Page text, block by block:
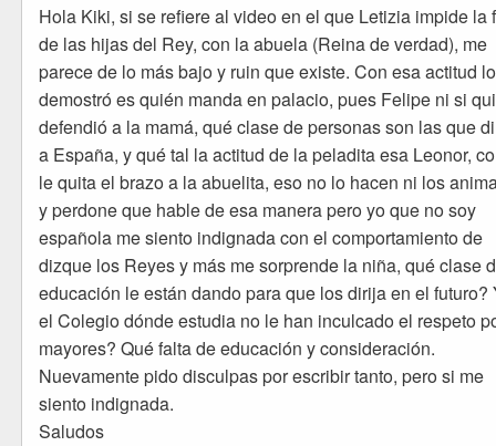
Hola Kiki, si se refiere al video en el que Letizia impide la
de las hijas del Rey, con la abuela (Reina de verdad), me
parece de lo más bajo y ruin que existe. Con esa actitud
demostró es quién manda en palacio, pues Felipe ni si
defendió a la mamá, qué clase de personas son las que
a España, y qué tal la actitud de la peladita esa Leonor,
le quita el brazo a la abuelita, eso no lo hacen ni los
y perdone que hable de esa manera pero yo que no soy
española me siento indignada con el comportamiento de
dizque los Reyes y más me sorprende la niña, qué clase
educación le están dando para que los dirija en el futuro?
el Colegio dónde estudia no le han inculcado el respeto
mayores? Qué falta de educación y consideración.
Nuevamente pido disculpas por escribir tanto, pero si me
siento indignada.
Saludos